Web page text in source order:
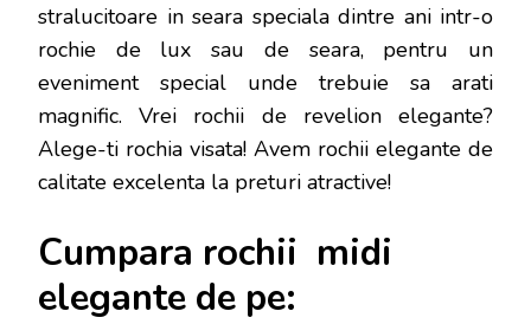
stralucitoare in seara speciala dintre ani intr-o
rochie de lux sau de seara, pentru un
eveniment special unde trebuie sa arati
magnific. Vrei rochii de revelion elegante?
Alege-ti rochia visata! Avem rochii elegante de
calitate excelenta la preturi atractive!
Cumpara rochii midi
elegante de pe: